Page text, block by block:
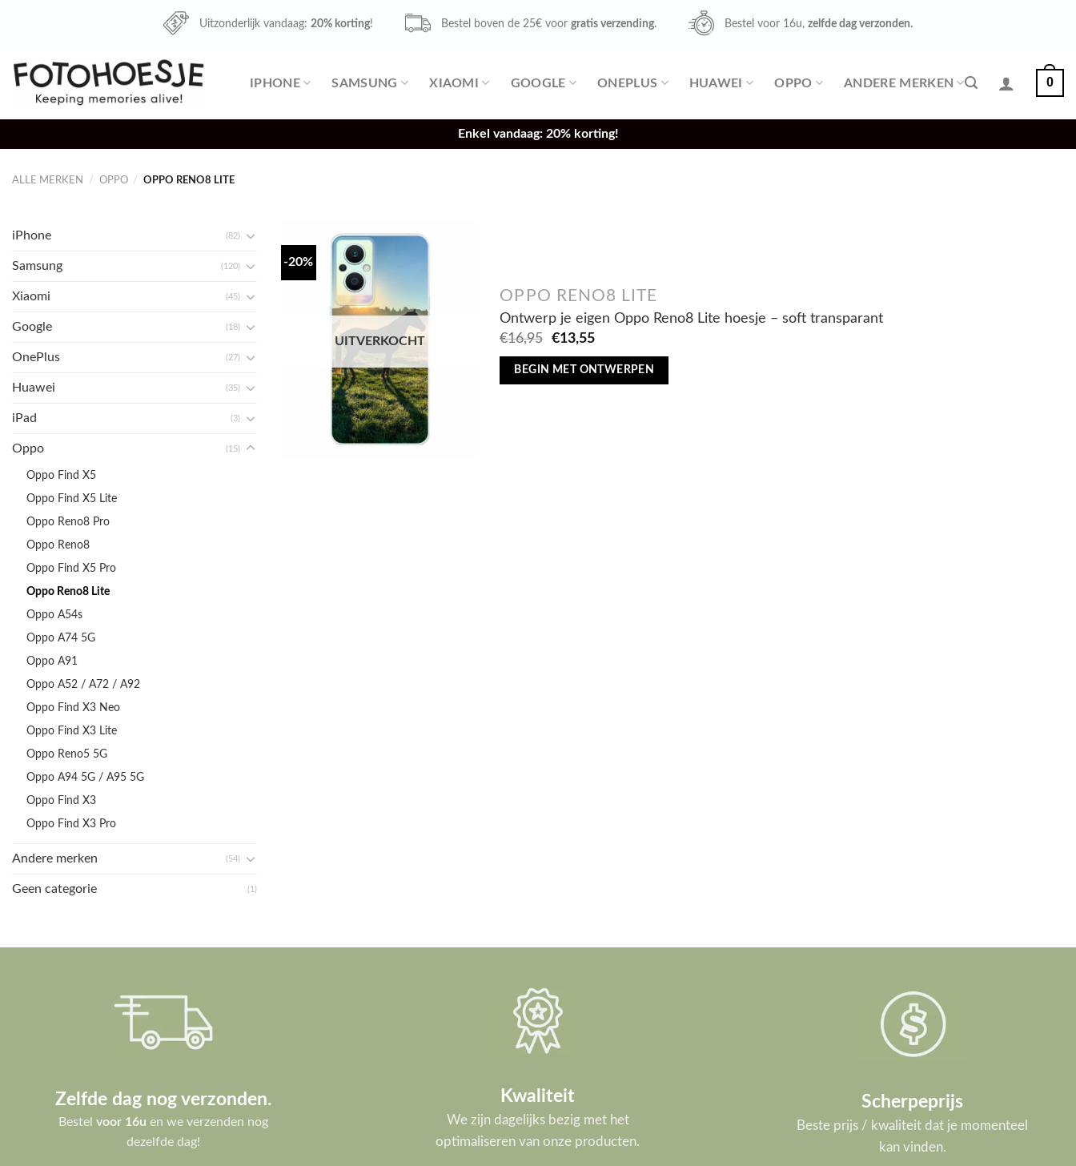
Uitzonderlijk vandaag:20% korting! Bestel boven de 25€ voor gratis verzending. Bestel voor 16u, zelfde dag verzonden.
IPHONE SAMSUNG XIAOMI GOOGLE ONEPLUS HUAWEI OPPO ANDERE MERKEN 0
Enkel vandaag: 20% korting!
ALLE MERKEN / OPPO / OPPO RENO8 LITE
iPhone (82)
Samsung (120)
Xiaomi (45)
Google (18)
OnePlus (27)
Huawei (35)
iPad (3)
Oppo (15)
Oppo Find X5
Oppo Find X5 Lite
Oppo Reno8 Pro
Oppo Reno8
Oppo Find X5 Pro
Oppo Reno8 Lite
Oppo A54s
Oppo A74 5G
Oppo A91
Oppo A52 / A72 / A92
Oppo Find X3 Neo
Oppo Find X3 Lite
Oppo Reno5 5G
Oppo A94 5G / A95 5G
Oppo Find X3
Oppo Find X3 Pro
Andere merken (54)
Geen categorie (1)
-20%
UITVERKOCHT
OPPO RENO8 LITE
Ontwerp je eigen Oppo Reno8 Lite hoesje – soft transparant
€16,95
Oorspronkelijke
was:
€13,55Huidige
is:
BEGIN MET ONTWERPEN
Zelfde dag nog verzonden.
Bestel voor 16u en we verzenden nog
dezelfde dag!
Kwaliteit
We zijn dagelijks bezig met het
optimaliseren van onze producten.
Scherpeprijs
Beste prijs / kwaliteit dat je momenteel
kan vinden.